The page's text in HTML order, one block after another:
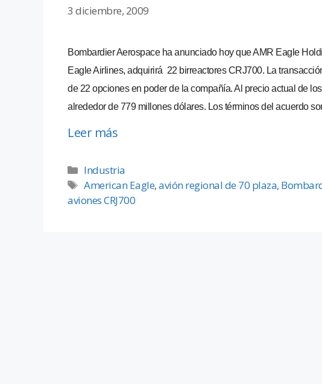
3 diciembre, 2009
Bombardier Aerospace ha anunciado hoy que AMR Eagle
Eagle Airlines, adquirirá 22 birreactores CRJ700. La
de 22 opciones en poder de la compañía. Al precio actual de
alrededor de 779 millones dólares. Los términos del acuerdo
Leer más
Industria
American Eagle,avión regional de 70 plaza,
aviones CRJ700